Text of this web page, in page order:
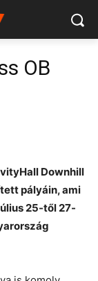
OB
Downhill
pályáin, ami
25-től 27-